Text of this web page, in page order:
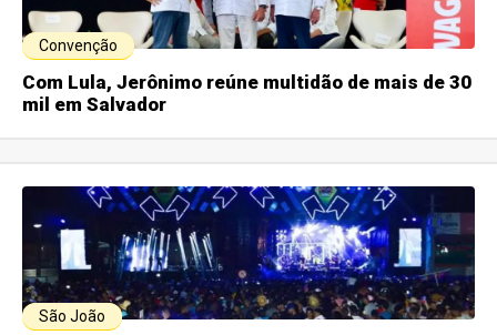
Convenção
Com Lula, Jerônimo reúne multidão de mais de 30
mil em Salvador
São João